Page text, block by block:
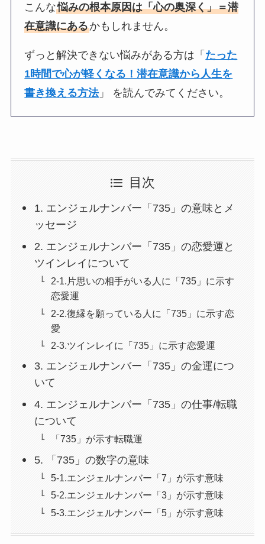
こんな悩みの根本原因は「心の奥深く」＝潜
在意識にあるかもしれません。
ずっと解決できない悩みがある方は「 たった
1時間で心が軽くなる！潜在意識から人生を
書き換える方法」 を読んでみてください。
目次
1. エンジェルナンバー「735」の意味とメ
ッセージ
2. エンジェルナンバー「735」の恋愛運と
ツインレイについて
2-1.片思いの相手がいる人に「735」に示す
恋愛運
2-2.復縁を願っている人に「735」に示す恋
愛
2-3.ツインレイに「735」に示す恋愛運
3. エンジェルナンバー「735」の金運につ
いて
4. エンジェルナンバー「735」の仕事/転職
について
「735」が示す転職運
5. 「735」の数字の意味
5-1.エンジェルナンバー「7」が示す意味
5-2.エンジェルナンバー「3」が示す意味
5-3.エンジェルナンバー「5」が示す意味